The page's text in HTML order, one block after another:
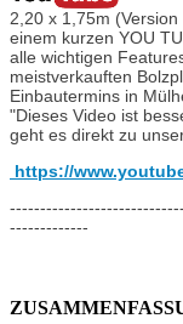
2,20 x 1,75m
einem kurzen YOU
alle wichtigen
meistverkauften
Einbautermins in
"Dieses Video ist
geht es direkt zu
https://
-------------